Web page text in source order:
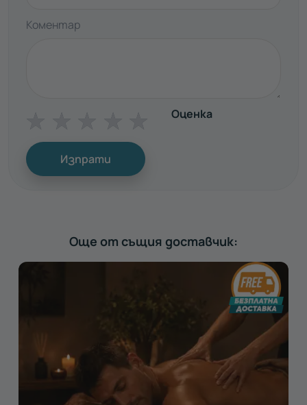
Коментар
Оценка
Изпрати
Още от същия доставчик: